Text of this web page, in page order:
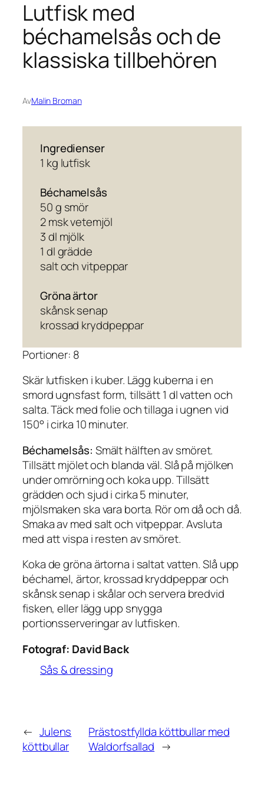
Lutfisk med
béchamelsås och de
klassiska tillbehören
AvMalin Broman
Ingredienser
1 kg lutfisk
Béchamelsås
50 g smör
2 msk vetemjöl
3 dl mjölk
1 dl grädde
salt och vitpeppar
Gröna ärtor
skånsk senap
krossad kryddpeppar
Portioner: 8
Skär lutfisken i kuber. Lägg kuberna i en
smord ugnsfast form, tillsätt 1 dl vatten och
salta. Täck med folie och tillaga i ugnen vid
150° i cirka 10 minuter.
Béchamelsås: Smält hälften av smöret.
Tillsätt mjölet och blanda väl. Slå på mjölken
under omrörning och koka upp. Tillsätt
grädden och sjud i cirka 5 minuter,
mjölsmaken ska vara borta. Rör om då och då.
Smaka av med salt och vitpeppar. Avsluta
med att vispa i resten av smöret.
Koka de gröna ärtorna i saltat vatten. Slå upp
béchamel, ärtor, krossad kryddpeppar och
skånsk senap i skålar och servera bredvid
fisken, eller lägg upp snygga
portionsserveringar av lutfisken.
Fotograf: David Back
Sås & dressing
← Julens
köttbullar
Prästostfyllda köttbullar med
Waldorfsallad →